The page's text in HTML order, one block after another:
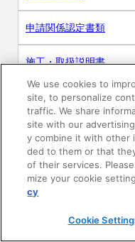
申請関係認定書類
施工・取扱説明書
動画
シミュレーションツール
24時間換気システム〈
簡易設計見積ソフト
R&Dセンター環境測定
We use cookies to
site, to personalize
traffic. We share
site with our
y combine it with other
ded to them or that
of their services.
mize your cookie
cy
Cookie